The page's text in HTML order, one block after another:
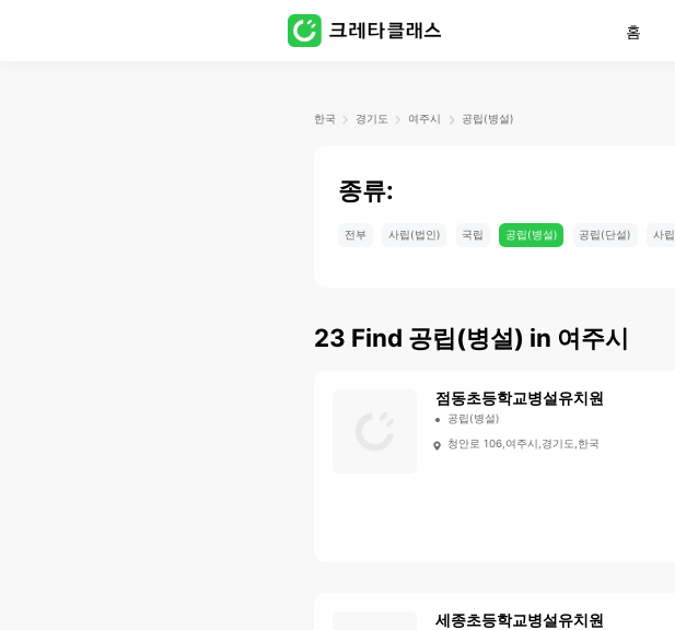
홈
한국 경기도 여주시 공립(병설)
종류:
전부 사립(법인) 국립 공립(병설) 공립(단설) 사
23 Find 공립(병설) in 여주시
점동초등학교병설유치원
공립(병설)
청안로 106,여주시,경기도,한국
세종초등학교병설유치원